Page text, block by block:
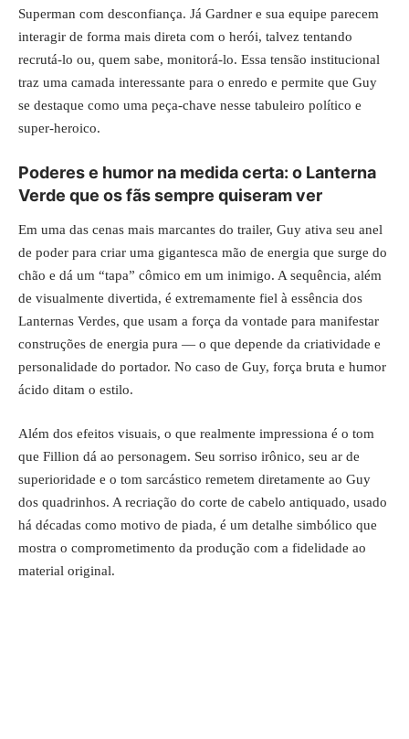
Superman com desconfiança. Já Gardner e sua equipe parecem
interagir de forma mais direta com o herói, talvez tentando
recrutá-lo ou, quem sabe, monitorá-lo. Essa tensão institucional
traz uma camada interessante para o enredo e permite que Guy
se destaque como uma peça-chave nesse tabuleiro político e
super-heroico.
Poderes e humor na medida certa: o Lanterna
Verde que os fãs sempre quiseram ver
Em uma das cenas mais marcantes do trailer, Guy ativa seu anel
de poder para criar uma gigantesca mão de energia que surge do
chão e dá um “tapa” cômico em um inimigo. A sequência, além
de visualmente divertida, é extremamente fiel à essência dos
Lanternas Verdes, que usam a força da vontade para manifestar
construções de energia pura — o que depende da criatividade e
personalidade do portador. No caso de Guy, força bruta e humor
ácido ditam o estilo.
Além dos efeitos visuais, o que realmente impressiona é o tom
que Fillion dá ao personagem. Seu sorriso irônico, seu ar de
superioridade e o tom sarcástico remetem diretamente ao Guy
dos quadrinhos. A recriação do corte de cabelo antiquado, usado
há décadas como motivo de piada, é um detalhe simbólico que
mostra o comprometimento da produção com a fidelidade ao
material original.